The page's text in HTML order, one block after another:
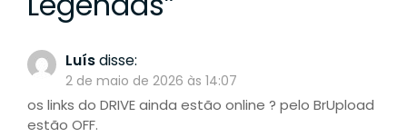
Luísdisse:
2 de maio de 2026 às 14:07
os links do DRIVE ainda estão online ? pelo BrUpload
estão OFF.